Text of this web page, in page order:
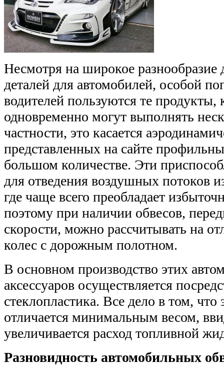
Несмотря на широкое разнообразие
деталей для автомобилей, особой
водителей пользуются те продукты,
одновременно могут выполнять
частности, это касается
представленных на сайте
большом количестве. Эти
для отведения воздушных потоков
где чаще всего преобладает
поэтому при наличии обвесов,
скорости, можно рассчитывать на
колес с дорожным полотном.
В основном производство этих
аксессуаров осуществляется
стеклопластика. Все дело в том, что
отличается минимальным весом,
увеличивается расход топливной
Разновидность автомобильных